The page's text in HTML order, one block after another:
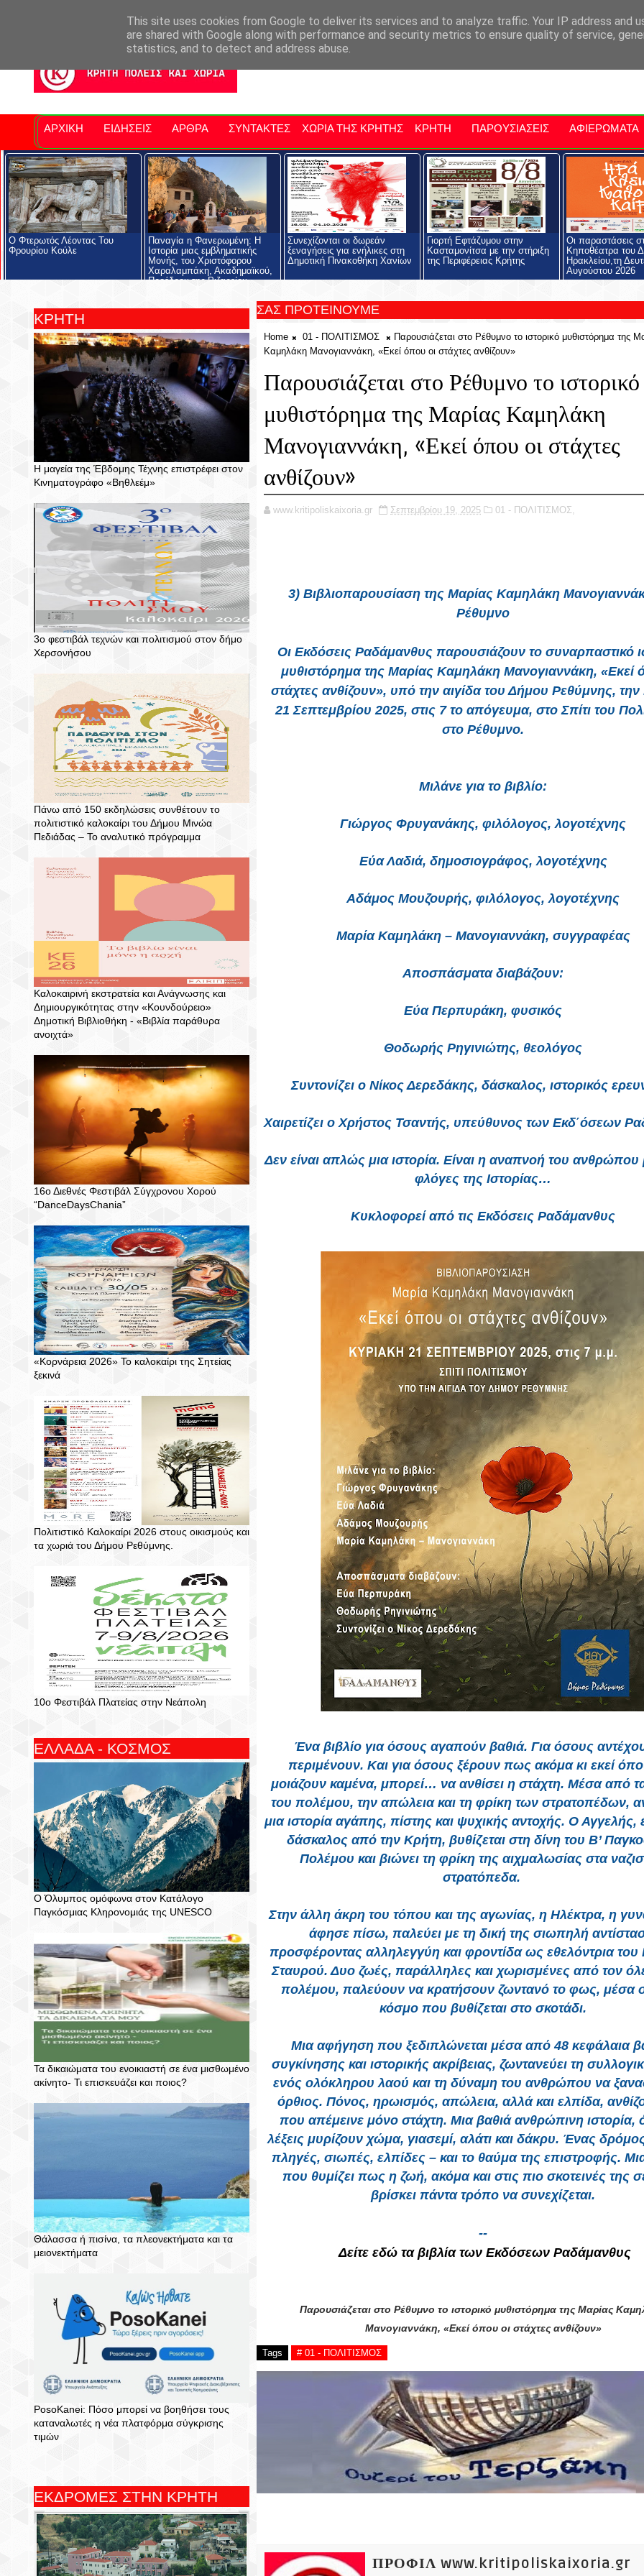
Νομός Λασιθίου Αγαπάμε Ρέθυμνο Επαρχία Μαλεβιζίου Εκδηλώσεις Στην Κρήτη Kriti Traveller
ΑΡΧΙΚΗ ΕΙΔΗΣΕΙΣ ΑΡΘΡΑ ΣΥΝΤΑΚΤΕΣ ΧΩΡΙΑ ΤΗΣ ΚΡΗΤΗΣ ΚΡΗΤΗ ΠΑΡΟΥΣΙΑΣΕΙΣ ΑΦΙΕΡΩΜΑΤΑ
Ο Φτερωτός Λέοντας Του
Φρουρίου Κούλε
Παναγία η Φανερωμένη: Η
Ιστορία μιας εμβληματικής
Μονής, του Χριστόφορου
Χαραλαμπάκη, Ακαδημαϊκού,
Προέδρου της Ριζαρείου
Συνεχίζονται οι δωρεάν
ξεναγήσεις για ενήλικες στη
Δημοτική Πινακοθήκη Χανίων
Γιορτή Εφτάζυμου στην
Κασταμονίτσα με την στήριξη
της Περιφέρειας Κρήτης
Οι παραστάσεις
Κηποθέατρα του
Ηρακλείου,τη
Αυγούστου 2026
ΚΡΗΤΗ
Η μαγεία της Έβδομης Τέχνης επιστρέφει στον
Κινηματογράφο «Βηθλεέμ»
3ο φεστιβάλ τεχνών και πολιτισμού στον δήμο
Χερσονήσου
Πάνω από 150 εκδηλώσεις συνθέτουν το
πολιτιστικό καλοκαίρι του Δήμου Μινώα
Πεδιάδας – To αναλυτικό πρόγραμμα
Καλοκαιρινή εκστρατεία και Ανάγνωσης και
Δημιουργικότητας στην «Κουνδούρειο»
Δημοτική Βιβλιοθήκη - «Βιβλία παράθυρα
ανοιχτά»
16ο Διεθνές Φεστιβάλ Σύγχρονου Χορού
“DanceDaysChania”
«Κορνάρεια 2026» Το καλοκαίρι της Σητείας
ξεκινά
Πολιτιστικό Καλοκαίρι 2026 στους οικισμούς και
τα χωριά του Δήμου Ρεθύμνης.
10ο Φεστιβάλ Πλατείας στην Νεάπολη
ΕΛΛΑΔΑ - ΚΟΣΜΟΣ
Ο Όλυμπος ομόφωνα στον Κατάλογο
Παγκόσμιας Κληρονομιάς της UNESCO
Τα δικαιώματα του ενοικιαστή σε ένα μισθωμένο
ακίνητο- Τι επισκευάζει και ποιος?
Θάλασσα ή πισίνα, τα πλεονεκτήματα και τα
μειονεκτήματα
PosoKanei: Πόσο μπορεί να βοηθήσει τους
καταναλωτές η νέα πλατφόρμα σύγκρισης
τιμών
ΕΚΔΡΟΜΕΣ ΣΤΗΝ ΚΡΗΤΗ
ΣΑΣ ΠΡΟΤΕΙΝΟΥΜΕ
Home 01 - ΠΟΛΙΤΙΣΜΟΣ
Παρουσιάζεται στο Ρέθυμνο το ιστορικό μυθιστόρημα της
Καμηλάκη Μανογιαννάκη, «Εκεί όπου οι στάχτες ανθίζουν»
Παρουσιάζεται στο Ρέθυμνο το ιστορικό
μυθιστόρημα της Μαρίας Καμηλάκη
Μανογιαννάκη, «Εκεί όπου οι στάχτες
ανθίζουν»
www.kritipoliskaixoria.gr Σεπτεμβρίου 19, 2025 01 - ΠΟΛΙΤΙΣΜΟΣ,
3) Βιβλιοπαρουσίαση της Μαρίας Καμηλάκη
Ρέθυμνο
Οι Εκδόσεις Ραδάμανθυς παρουσιάζουν το συναρπαστικό
μυθιστόρημα της Μαρίας Καμηλάκη Μανογιαννάκη, «Εκεί
στάχτες ανθίζουν», υπό την αιγίδα του Δήμου Ρεθύμνης,
21 Σεπτεμβρίου 2025, στις 7 το απόγευμα, στο Σπίτι του
στο Ρέθυμνο.
Μιλάνε για το βιβλίο:
Γιώργος Φρυγανάκης, φιλόλογος, λογοτέχνης
Εύα Λαδιά, δημοσιογράφος, λογοτέχνης
Αδάμος Μουζουρής, φιλόλογος, λογοτέχνης
Μαρία Καμηλάκη – Μανογιαννάκη, συγγραφέας
Αποσπάσματα διαβάζουν:
Εύα Περπυράκη, φυσικός
Θοδωρής Ρηγινιώτης, θεολόγος
Συντονίζει ο Νίκος Δερεδάκης, δάσκαλος, ιστορικός
Χαιρετίζει ο Χρήστος Τσαντής, υπεύθυνος των Εκδ΄όσεων
Δεν είναι απλώς μια ιστορία. Είναι η αναπνοή του ανθρώπου
φλόγες της Ιστορίας…
Κυκλοφορεί από τις Εκδόσεις Ραδάμανθυς
Ένα βιβλίο για όσους αγαπούν βαθιά. Για όσους
περιμένουν. Και για όσους ξέρουν πως ακόμα κι εκεί
μοιάζουν καμένα, μπορεί… να ανθίσει η στάχτη. Μέσα από
του πολέμου, την απώλεια και τη φρίκη των στρατοπέδων,
μια ιστορία αγάπης, πίστης και ψυχικής αντοχής. Ο Αγγελής,
δάσκαλος από την Κρήτη, βυθίζεται στη δίνη του Β’
Πολέμου και βιώνει τη φρίκη της αιχμαλωσίας στα
στρατόπεδα.
Στην άλλη άκρη του τόπου και της αγωνίας, η Ηλέκτρα, η
άφησε πίσω, παλεύει με τη δική της σιωπηλή
προσφέροντας αλληλεγγύη και φροντίδα ως εθελόντρια
Σταυρού. Δυο ζωές, παράλληλες και χωρισμένες από τον
πολέμου, παλεύουν να κρατήσουν ζωντανό το φως, μέσα
κόσμο που βυθίζεται στο σκοτάδι.
Μια αφήγηση που ξεδιπλώνεται μέσα από 48 κεφάλαια
συγκίνησης και ιστορικής ακρίβειας, ζωντανεύει τη
ενός ολόκληρου λαού και τη δύναμη του ανθρώπου να
όρθιος. Πόνος, ηρωισμός, απώλεια, αλλά και ελπίδα,
που απέμεινε μόνο στάχτη. Μια βαθιά ανθρώπινη ιστορία,
λέξεις μυρίζουν χώμα, γιασεμί, αλάτι και δάκρυ. Ένας
πληγές, σιωπές, ελπίδες – και το θαύμα της επιστροφής.
που θυμίζει πως η ζωή, ακόμα και στις πιο σκοτεινές της
βρίσκει πάντα τρόπο να συνεχίζεται.
--
Δείτε εδώ τα βιβλία των Εκδόσεων Ραδάμανθυς
Παρουσιάζεται στο Ρέθυμνο το ιστορικό μυθιστόρημα της Μαρίας
Μανογιαννάκη, «Εκεί όπου οι στάχτες ανθίζουν»
Tags # 01 - ΠΟΛΙΤΙΣΜΟΣ
ΠΡΟΦΙΛ www.kritipoliskaixoria.gr
This site uses cookies from Google to deliver its services and to analyze traffic. Your IP address and
are shared with Google along with performance and security metrics to ensure quality of service,
statistics, and to detect and address abuse.